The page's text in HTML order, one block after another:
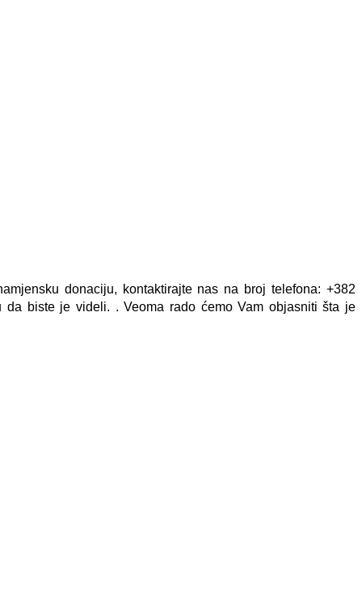
donaciju, kontaktirajte nas na broj telefona: +382
da biste je videli. . Veoma rado ćemo Vam objasniti šta je